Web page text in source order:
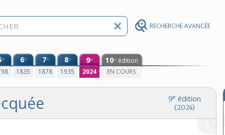
RECHERCHE AVANCÉE
e 6e
1835
7e
1878
8e
1935
9e
2024
10e édition
EN COURS
9e édition
(2024)